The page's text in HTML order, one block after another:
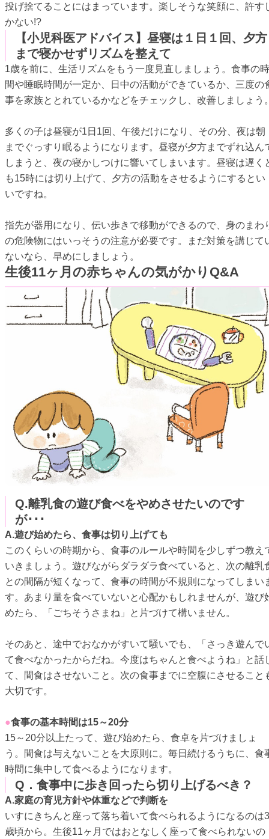
投げ捨てることにはまっています。楽しそうな笑顔に、許す
かない!?
【小児科医アドバイス】昼寝は１日１回、夕方
まで寝かせずリズムを整えて
1歳を前に、生活リズムをもう一度見直しましょう。食事の時
間や睡眠時間が一定か、日中の活動ができているか、三度の
事を家族ととれているかなどをチェックし、改善しましょう
多くの子は昼寝が1日1回、午後だけになり、その分、夜は朝
までぐっすり眠るようになります。昼寝が夕方までずれ込ん
しまうと、夜の寝かしつけに響いてしまいます。昼寝は遅く
も15時には切り上げて、夕方の活動をさせるようにするとい
いですね。
指先が器用になり、伝い歩きで移動ができるので、身のまわ
の危険物にはいっそうの注意が必要です。まだ対策を講じて
ないなら、早めにしましょう。
生後11ヶ月の赤ちゃんの気がかりQ&A
Q.離乳食の遊び食べをやめさせたいのです
が･･･
A.遊び始めたら、食事は切り上げても
このくらいの時期から、食事のルールや時間を少しずつ教え
いきましょう。遊びながらダラダラ食べていると、次の離乳
との間隔が短くなって、食事の時間が不規則になってしまい
す。あまり量を食べていないと心配かもしれませんが、遊び
めたら、「ごちそうさまね」と片づけて構いません。
そのあと、途中でおなかがすいて騒いでも、「さっき遊んで
て食べなかったからだね。今度はちゃんと食べようね」と話
て、間食はさせないこと。次の食事までに空腹にさせること
大切です。
●食事の基本時間は15～20分
15～20分以上たって、遊び始めたら、食卓を片づけましょ
う。間食は与えないことを大原則に。毎日続けるうちに、食
時間に集中して食べるようになります。
Q．食事中に歩き回ったら切り上げるべき？
A.家庭の育児方針や体重などで判断を
いすにきちんと座って落ち着いて食べられるようになるのは3
歳頃から。生後11ヶ月ではおとなしく座って食べられないの